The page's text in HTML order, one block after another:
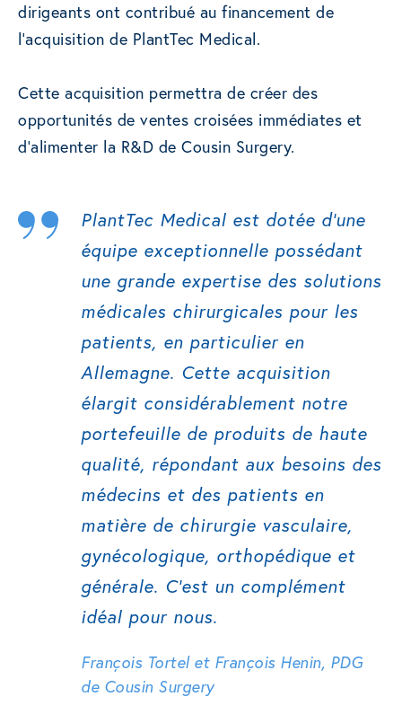
dirigeants ont contribué au financement de
l’acquisition de PlantTec Medical.
Cette acquisition permettra de créer des
opportunités de ventes croisées immédiates et
d’alimenter la R&D de Cousin Surgery.
PlantTec Medical est dotée d’une
équipe exceptionnelle possédant
une grande expertise des solutions
médicales chirurgicales pour les
patients, en particulier en
Allemagne. Cette acquisition
élargit considérablement notre
portefeuille de produits de haute
qualité, répondant aux besoins des
médecins et des patients en
matière de chirurgie vasculaire,
gynécologique, orthopédique et
générale. C’est un complément
idéal pour nous.
François Tortel et François Henin, PDG
de Cousin Surgery